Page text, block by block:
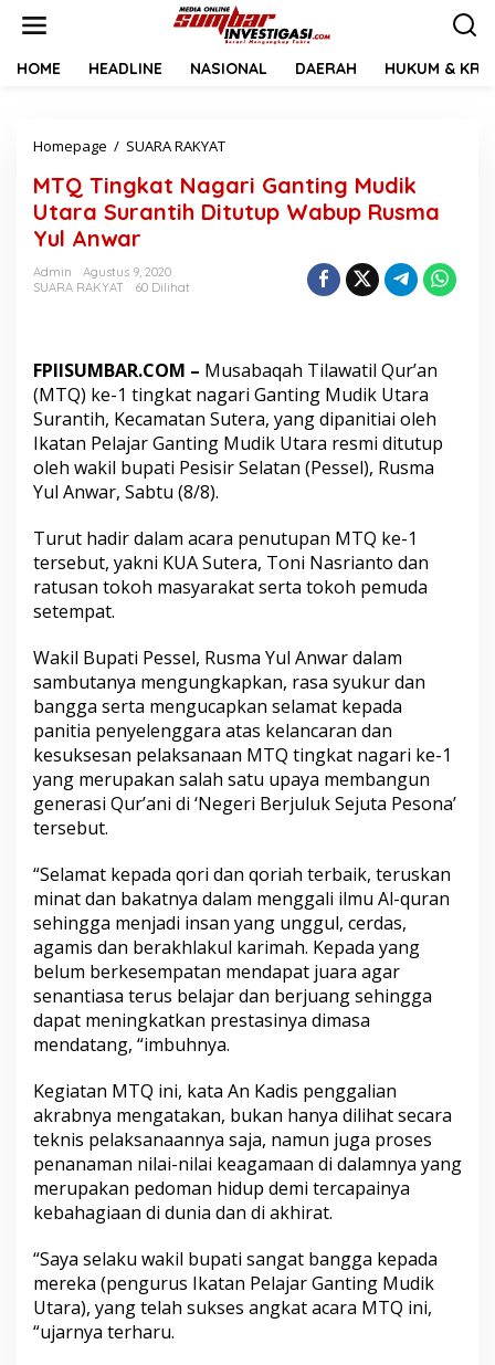
HOME HEADLINE NASIONAL DAERAH HUKUM &
Homepage / SUARA RAKYAT
Q
T
i
a
a
r
i
G
i
n
g
i
k
U
t
a
r
a
S
n
t
i
h
i
t
u
p
W
a
b
u
p
R
u
m
a
Y
u
MTQ Tingkat Nagari Ganting Mudik
Utara Surantih Ditutup Wabup Rusma
Yul Anwar
Admin
Agustus 9, 2020
SUARA RAKYAT
60 Dilihat
FPIISUMBAR.COM – Musabaqah Tilawatil Qur’an
(MTQ) ke-1 tingkat nagari Ganting Mudik Utara
Surantih, Kecamatan Sutera, yang dipanitiai oleh
Ikatan Pelajar Ganting Mudik Utara resmi ditutup
oleh wakil bupati Pesisir Selatan (Pessel), Rusma
Yul Anwar, Sabtu (8/8).
Turut hadir dalam acara penutupan MTQ ke-1
tersebut, yakni KUA Sutera, Toni Nasrianto dan
ratusan tokoh masyarakat serta tokoh pemuda
setempat.
Wakil Bupati Pessel, Rusma Yul Anwar dalam
sambutanya mengungkapkan, rasa syukur dan
bangga serta mengucapkan selamat kepada
panitia penyelenggara atas kelancaran dan
kesuksesan pelaksanaan MTQ tingkat nagari ke-1
yang merupakan salah satu upaya membangun
generasi Qur’ani di ‘Negeri Berjuluk Sejuta Pesona’
tersebut.
“Selamat kepada qori dan qoriah terbaik, teruskan
minat dan bakatnya dalam menggali ilmu Al-quran
sehingga menjadi insan yang unggul, cerdas,
agamis dan berakhlakul karimah. Kepada yang
belum berkesempatan mendapat juara agar
senantiasa terus belajar dan berjuang sehingga
dapat meningkatkan prestasinya dimasa
mendatang, “imbuhnya.
Kegiatan MTQ ini, kata An Kadis penggalian
akrabnya mengatakan, bukan hanya dilihat secara
teknis pelaksanaannya saja, namun juga proses
penanaman nilai-nilai keagamaan di dalamnya yang
merupakan pedoman hidup demi tercapainya
kebahagiaan di dunia dan di akhirat.
“Saya selaku wakil bupati sangat bangga kepada
mereka (pengurus Ikatan Pelajar Ganting Mudik
Utara), yang telah sukses angkat acara MTQ ini,
“ujarnya terharu.